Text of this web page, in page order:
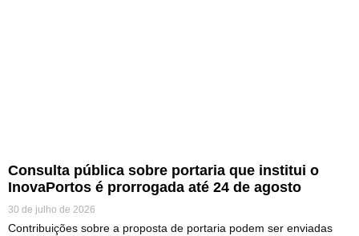
Consulta pública sobre portaria que institui o
InovaPortos é prorrogada até 24 de agosto
30 de julho de 2026
Contribuições sobre a proposta de portaria podem ser enviadas